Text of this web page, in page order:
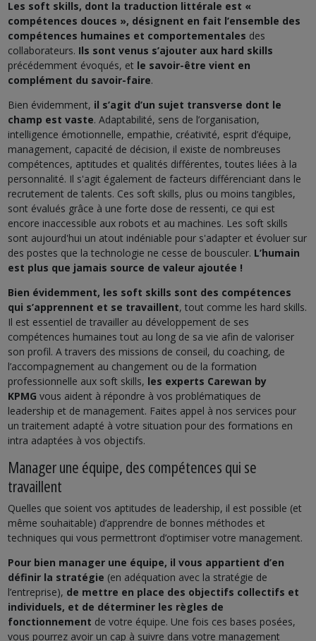
Les soft skills, dont la traduction littérale est «
compétences douces », désignent en fait l’ensemble des
compétences humaines et comportementales des
collaborateurs. Ils sont venus s’ajouter aux hard skills
précédemment évoqués, et le savoir-être vient en
complément du savoir-faire.
Bien évidemment, il s’agit d’un sujet transverse dont le
champ est vaste. Adaptabilité, sens de l’organisation,
intelligence émotionnelle, empathie, créativité, esprit d’équipe,
management, capacité de décision, il existe de nombreuses
compétences, aptitudes et qualités différentes, toutes liées à la
personnalité. Il s'agit également de facteurs différenciant dans le
recrutement de talents. Ces soft skills, plus ou moins tangibles,
sont évalués grâce à une forte dose de ressenti, ce qui est
encore inaccessible aux robots et au machines. Les soft skills
sont aujourd'hui un atout indéniable pour s'adapter et évoluer sur
des postes que la technologie ne cesse de bousculer. L’humain
est plus que jamais source de valeur ajoutée !
Bien évidemment, les soft skills sont des compétences
qui s’apprennent et se travaillent, tout comme les hard skills.
Il est essentiel de travailler au développement de ses
compétences humaines tout au long de sa vie afin de valoriser
son profil. A travers des missions de conseil, du coaching, de
l’accompagnement au changement ou de la formation
professionnelle aux soft skills, les experts Carewan by
KPMG vous aident à répondre à vos problématiques de
leadership et de management. Faites appel à nos services pour
un traitement adapté à votre situation pour des formations en
intra adaptées à vos objectifs.
Manager une équipe, des compétences qui se
travaillent
Quelles que soient vos aptitudes de leadership, il est possible (et
même souhaitable) d’apprendre de bonnes méthodes et
techniques qui vous permettront d’optimiser votre management.
Pour bien manager une équipe, il vous appartient d’en
définir la stratégie (en adéquation avec la stratégie de
l’entreprise), de mettre en place des objectifs collectifs et
individuels, et de déterminer les règles de
fonctionnement de votre équipe. Une fois ces bases posées,
vous pourrez avoir un cap à suivre dans votre management